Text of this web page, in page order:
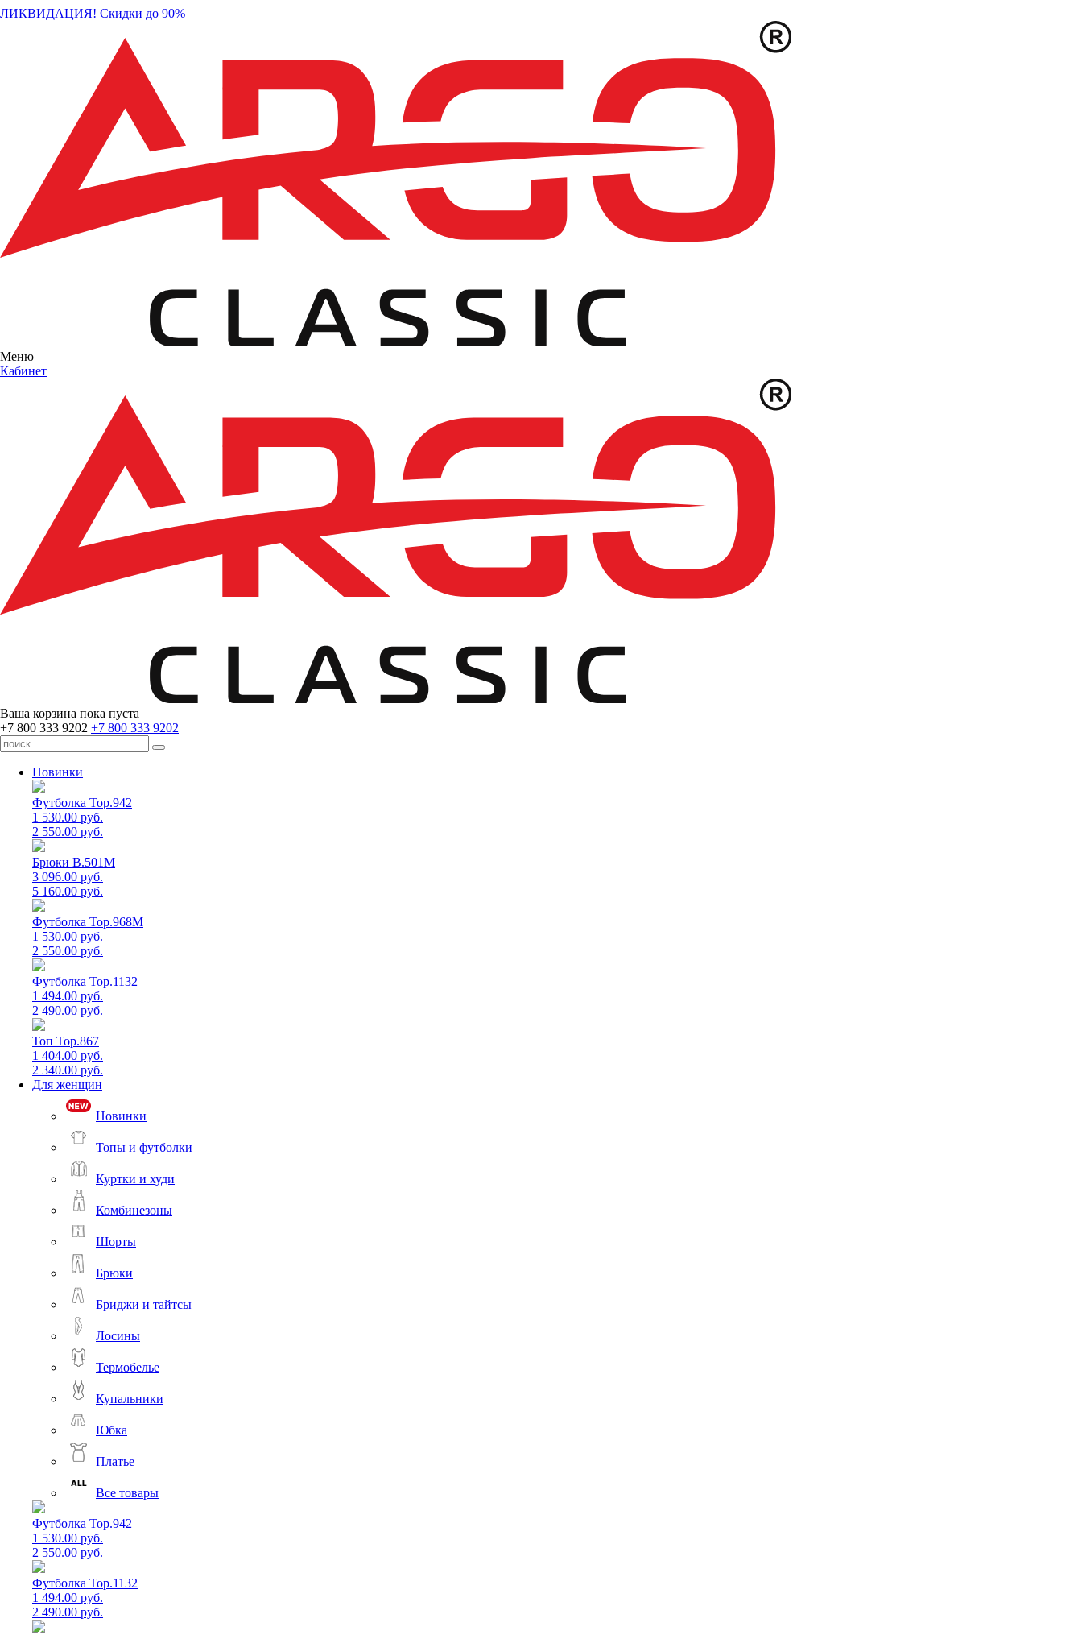
ЛИКВИДАЦИЯ! Скидки до 90%
Меню
Кабинет
Ваша корзина пока пуста
+7 800 333 9202 +7 800 333 9202
Новинки
Футболка Top.942
1 530.00 руб.
2 550.00 руб.
Брюки B.501M
3 096.00 руб.
5 160.00 руб.
Футболка Top.968M
1 530.00 руб.
2 550.00 руб.
Футболка Top.1132
1 494.00 руб.
2 490.00 руб.
Топ Top.867
1 404.00 руб.
2 340.00 руб.
Для женщин
Новинки
Топы и футболки
Куртки и худи
Комбинезоны
Шорты
Брюки
Бриджи и тайтсы
Лосины
Термобелье
Купальники
Юбка
Платье
Все товары
Футболка Top.942
1 530.00 руб.
2 550.00 руб.
Футболка Top.1132
1 494.00 руб.
2 490.00 руб.